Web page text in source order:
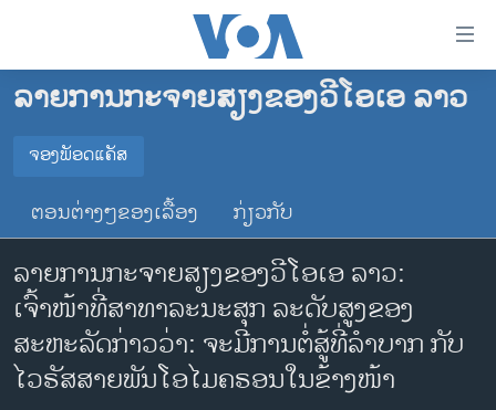
ເຂົ້າ
ຂ້າມ
ໄປ
ຊອກ
ຄົ້ນ
ໂຮມເພຈ
ລາວ
ອາເມຣິກາ
ການເລືອກຕັ້ງ ປະທານາທີບໍດີ ສະຫະລັດ 2024
ຂ່າວ​ຈີນ
ໂລກ
ເອເຊຍ
ອິດສະຫຼະພາບດ້ານການຂ່າວ
ລາຍການກະຈາຍສຽງຂອງວີໂອເອ ລາວ
ຈອງພັອດແຄັສ
ຈອງພັອດແຄັສ
YouTube
ຈອງ
ຕອນຕ່າງໆຂອງເລື້ອງ ກ່ຽວກັບ
ລາຍການກະຈາຍສຽງຂອງວີໂອເອ ລາວ:
ເຈົ້າໜ້າທີ່ສາທາລະນະສຸກ ລະດັບສູງຂອງ
ສະຫະລັດກ່າວວ່າ: ຈະມີການຕໍ່ສູ້ທີ່ລຳບາກ ກັບ
ໄວຣັສສາຍພັນໂອໄມຄຣອນໃນຂ້າງໜ້າ